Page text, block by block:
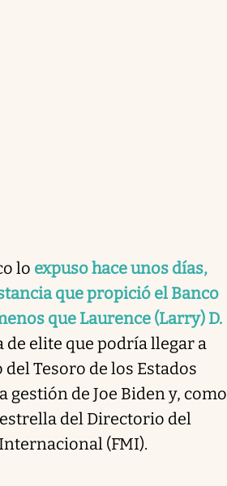
lo expuso hace unos días,
que propició el Banco
que Laurence (Larry) D.
de elite que podría llegar a
Tesoro de los Estados
gestión de Joe Biden y, como
del Directorio del
(FMI).